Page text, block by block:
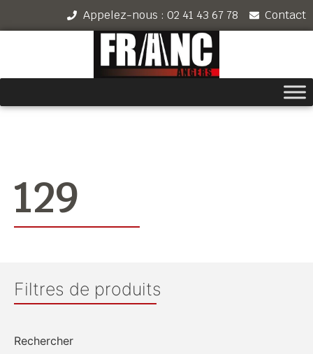
Appelez-nous : 02 41 43 67 78 Contact
129
Filtres de produits
Rechercher